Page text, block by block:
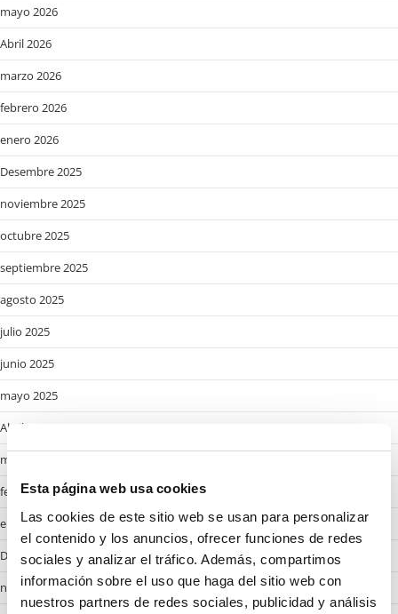
Esta página web usa cookies
Las cookies de este sitio web se usan para personalizar
el contenido y los anuncios, ofrecer funciones de redes
sociales y analizar el tráfico. Además, compartimos
información sobre el uso que haga del sitio web con
nuestros partners de redes sociales, publicidad y análisis
mayo 2026
Abril 2026
marzo 2026
febrero 2026
enero 2026
Desembre 2025
noviembre 2025
octubre 2025
septiembre 2025
agosto 2025
julio 2025
junio 2025
mayo 2025
Abril 2025
marzo 2025
febrero 2025
enero 2025
Desembre 2024
noviembre 2024